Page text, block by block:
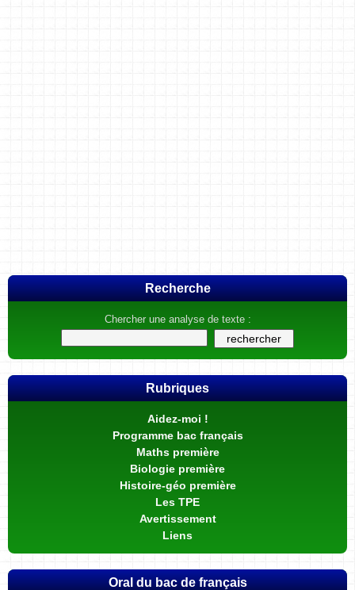
Recherche
Chercher une analyse de texte :
Rubriques
Aidez-moi !
Programme bac français
Maths première
Biologie première
Histoire-géo première
Les TPE
Avertissement
Liens
Oral du bac de français